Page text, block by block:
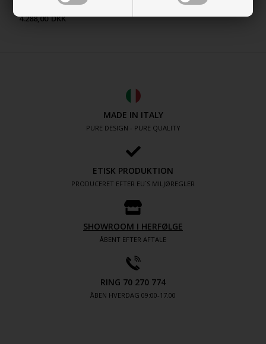
4.288,00 DKK
MADE IN ITALY
PURE DESIGN - PURE QUALITY
ETISK PRODUKTION
PRODUCERET EFTER EU´S MILJØREGLER
SHOWROOM I HERFØLGE
ÅBENT EFTER AFTALE
RING 70 270 774
ÅBEN HVERDAG 09:00-17.00